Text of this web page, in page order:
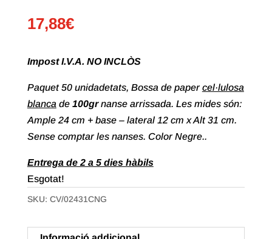
17,88€
Impost I.V.A. NO INCLÒS
Paquet 50 unidadetats, Bossa de paper cel·lulosa
blanca de 100grnanse arrissada. Les mides són:
Ample 24 cm + base – lateral 12 cm x Alt 31 cm.
Sense comptar les nanses. Color Negre..
Entrega de 2 a 5 dies hàbils
Esgotat!
SKU: CV/02431CNG